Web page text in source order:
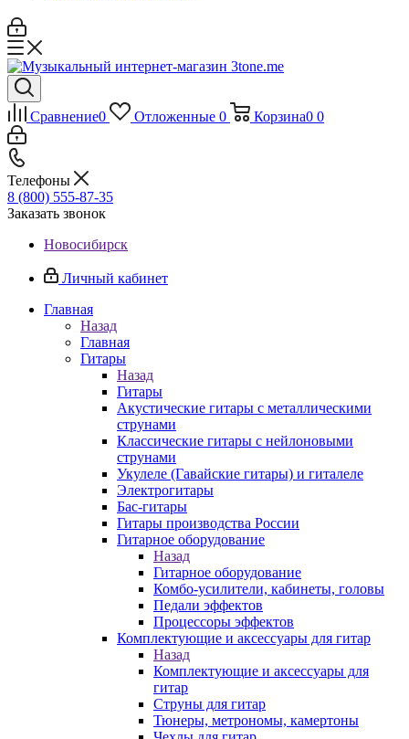
Сравнение0 Отложенные 0 Корзина0 0
Телефоны
8 (800) 555-87-35
Заказать звонок
Новосибирск
Личный кабинет
Главная
Назад
Главная
Гитары
Назад
Гитары
Акустические гитары с металлическими
струнами
Классические гитары с нейлоновыми
струнами
Укулеле (Гавайские гитары) и гиталеле
Электрогитары
Бас-гитары
Гитары производства России
Гитарное оборудование
Назад
Гитарное оборудование
Комбо-усилители, кабинеты, головы
Педали эффектов
Процессоры эффектов
Комплектующие и аксессуары для гитар
Назад
Комплектующие и аксессуары для
гитар
Струны для гитар
Тюнеры, метрономы, камертоны